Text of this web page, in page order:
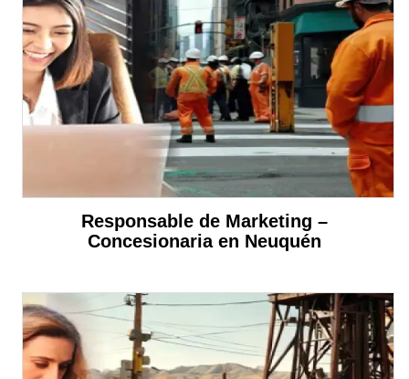
Responsable de Marketing –
Concesionaria en Neuquén